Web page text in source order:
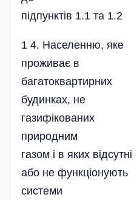
підпунктів 1.1 та 1.2
1 4. Населенню, яке
проживає в
багатоквартирних
будинках, не
газифікованих
природним
газом і в яких відсутні
або не функціонують
системи